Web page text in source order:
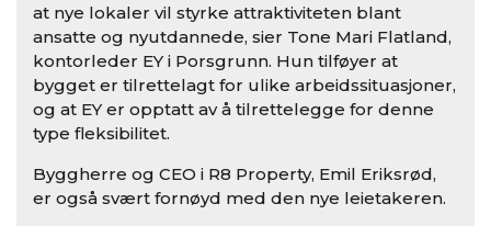
at nye lokaler vil styrke attraktiviteten blant
ansatte og nyutdannede, sier Tone Mari Flatland,
kontorleder EY i Porsgrunn. Hun tilføyer at
bygget er tilrettelagt for ulike arbeidssituasjoner,
og at EY er opptatt av å tilrettelegge for denne
type fleksibilitet.
Byggherre og CEO i R8 Property, Emil Eriksrød,
er også svært fornøyd med den nye leietakeren.